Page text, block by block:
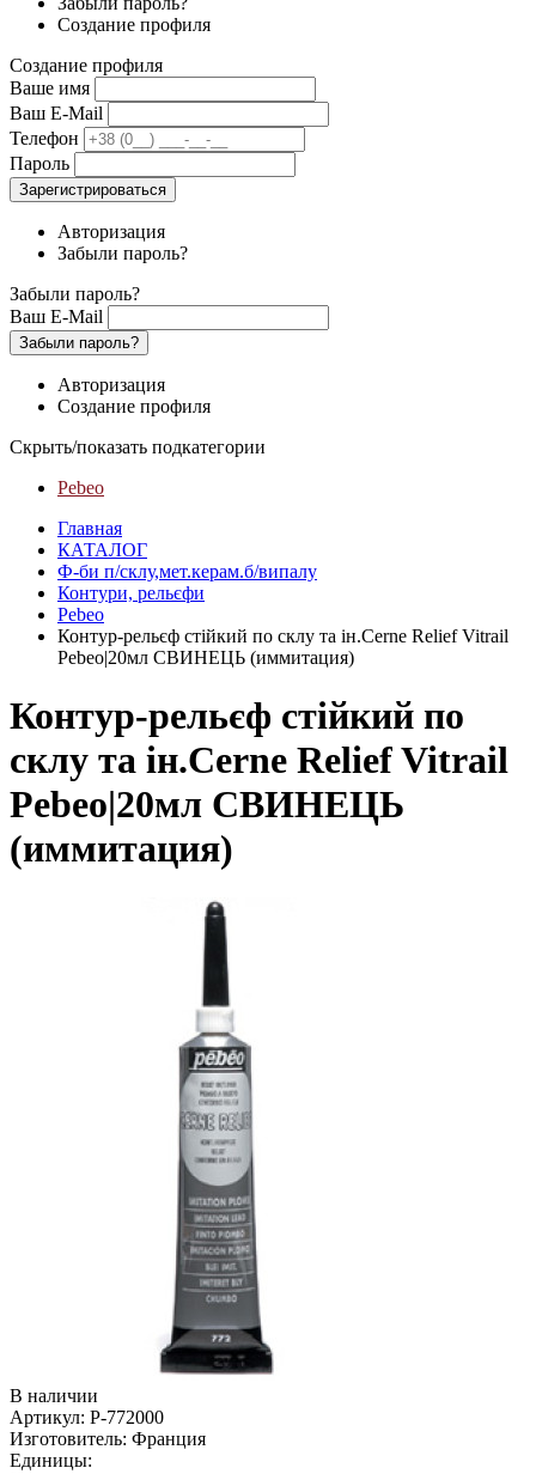
Создание профиля
Создание профиля
Ваше имя
Ваш E-Mail
Телефон
Пароль
Зарегистрироваться
Авторизация
Забыли пароль?
Забыли пароль?
Ваш E-Mail
Забыли пароль?
Авторизация
Создание профиля
Скрыть/показать подкатегории
Pebeo
Главная
КАТАЛОГ
Ф-би п/склу,мет.керам.б/випалу
Контури, рельєфи
Pebeo
Контур-рельєф стійкий по склу та ін.Cerne Relief Vitrail
Pebeo|20мл СВИНЕЦЬ (иммитация)
Контур-рельєф стійкий по
склу та ін.Cerne Relief Vitrail
Pebeo|20мл СВИНЕЦЬ
(иммитация)
В наличии
Артикул: P-772000
Изготовитель: Франция
Единицы: